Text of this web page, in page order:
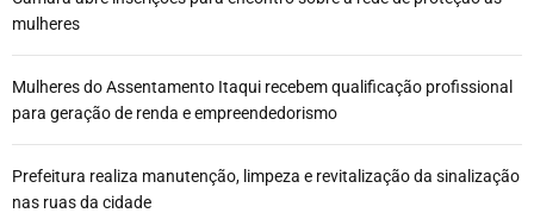
mulheres
Mulheres do Assentamento Itaqui recebem qualificação profissional
para geração de renda e empreendedorismo
Prefeitura realiza manutenção, limpeza e revitalização da sinalização
nas ruas da cidade